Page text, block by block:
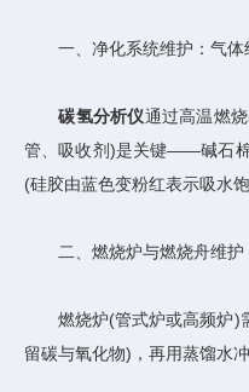
一、净化系统维护：气体
碳氢分析仪通过高温燃
管、吸收剂)是关键——碱石棉
(硅胶由蓝色变粉红表示吸水
二、燃烧炉与燃烧舟维护
燃烧炉(管式炉或高频炉)需
留碳与氧化物)，再用蒸馏水